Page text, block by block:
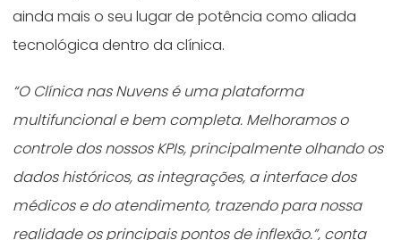
ainda mais o seu lugar de potência como aliada
tecnológica dentro da clínica.
“O Clínica nas Nuvens é uma plataforma
multifuncional e bem completa. Melhoramos o
controle dos nossos KPIs, principalmente olhando os
dados históricos, as integrações, a interface dos
médicos e do atendimento, trazendo para nossa
realidade os principais pontos de inflexão.”, conta